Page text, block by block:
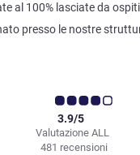
al 100% lasciate da
presso le nostre
Valutazione ALL
3.9/5
481 recensioni